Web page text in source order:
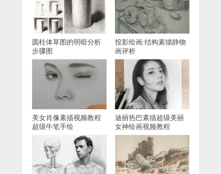
圆柱体草图的明暗分析
步骤图
投影绘画:结构素描静物
画评析
美女肖像素描视频教程
超级牛笔手绘
迪丽热巴素描超级美丽
女神绘画视频教程